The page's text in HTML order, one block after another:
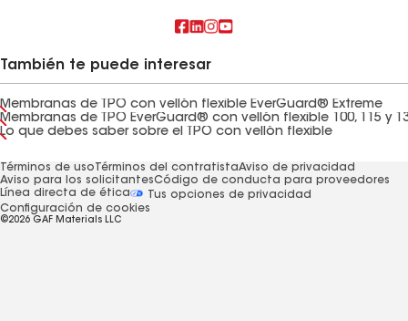
También te puede interesar
Membranas de TPO con vellón flexible EverGuard® Extreme
Membranas de TPO EverGuard® con vellón flexible 100, 115 y
Lo que debes saber sobre el TPO con vellón flexible
Términos de usoTérminos del contratistaAviso de privacidad
Aviso para los solicitantesCódigo de conducta para proveedores
Línea directa de ética
Tus opciones de privacidad
Configuración de cookies
©2026 GAF Materials LLC